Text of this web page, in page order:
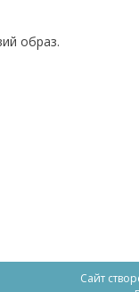
образ.
Сайт